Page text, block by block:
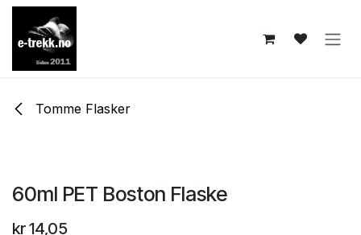
Skip to Content
Tomme Flasker
60ml PET Boston Flaske
kr14,05